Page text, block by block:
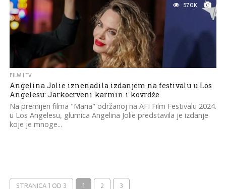
57.0K
FILM I TV
Angelina Jolie iznenadila izdanjem na festivalu u Los
Angelesu: Jarkocrveni karmin i kovrdže
Na premijeri filma "Maria" održanoj na AFI Film Festivalu 2024.
u Los Angelesu, glumica Angelina Jolie predstavila je izdanje
koje je mnoge...
STRANICA 1 OD 3 1 2 3